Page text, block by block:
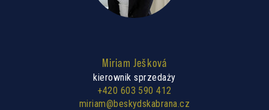
Miriam Ješková
kierownik sprzedaży
+420 603 590 412
miriam@beskydskabrana.cz